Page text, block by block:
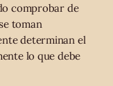
comprobar de
toman
determinan el
lo que debe